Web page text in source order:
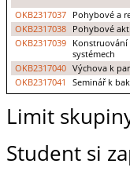
OKB2317037 Pohybové a
OKB2317038
Pohybové
OKB2317039
systémech
OKB2317040 Výchova k
OKB2317041
Seminář k
Limit
Student si